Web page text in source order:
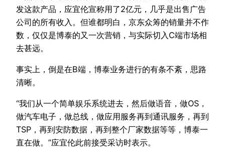
发这款产品，应宜伦宣称用了2亿元，几乎是出售广告
公司的所有收入。但谁都明白，京东众筹的销量并不作
数，仅仅是博泰的又一次营销，与实际切入C端市场相
去甚远。
事实上，倒是在B端，博泰业务进行的有条不紊，思路
清晰。
“我们从一个简单娱乐系统进去，然后做语音，做OS，
做汽车电子，做总线，做应用服务再到通讯服务，再到
TSP，再到安防数据，再到整个厂家数据等等，博泰一
直在做。”应宜伦此前接受采访时表示。